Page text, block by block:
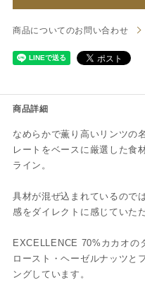
商品についてのお問い合わせ
商品詳細
なめらかで薫り高いリンツの
レートをベースに厳選した食
ライン。
具材が混ぜ込まれているので
感をダイレクトに感じていた
EXCELLENCE 70%カカオの
ロースト・ヘーゼルナッツと
ングしています。